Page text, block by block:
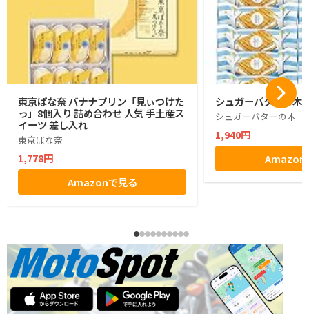
東京ばな奈 バナナプリン「見ぃつけた
っ」8個入り 詰め合わせ 人気 手土産ス
イーツ 差し入れ
東京ばな奈
1,778円
Amazonで見る
シュガーバターの木
シュガーバターの木
1,940円
Amazon